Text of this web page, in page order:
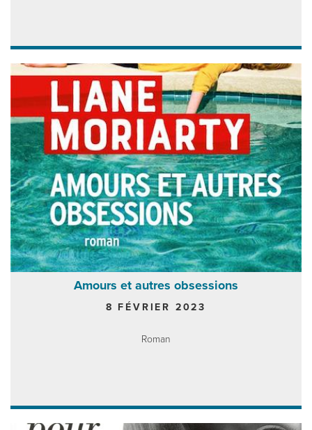
Amours et autres obsessions
8 FÉVRIER 2023
Roman